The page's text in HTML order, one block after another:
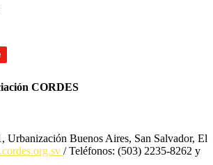
CORDES
Urbanización Buenos Aires, San Salvador, El
/ Teléfonos: (503) 2235-8262 y